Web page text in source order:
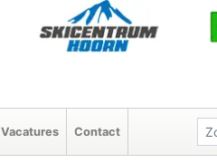
Vacatures Contact